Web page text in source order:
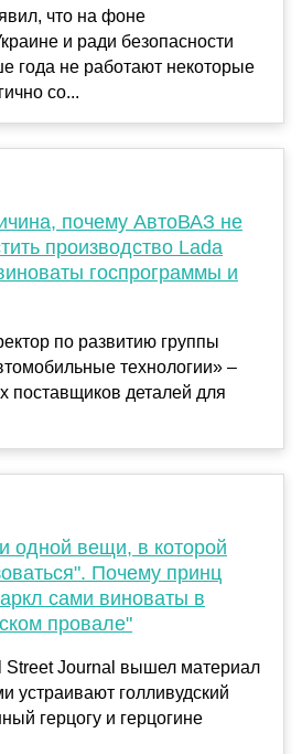
что на фоне
и ради безопасности
года не работают некоторые
со...
почему АвтоВАЗ не
производство Lada
госпрограммы и
по развитию группы
технологии» –
поставщиков деталей для
одной вещи, в которой
Почему принц
сами виноваты в
провале"
Street Journal вышел материал
устраивают голливудский
герцогу и герцогине